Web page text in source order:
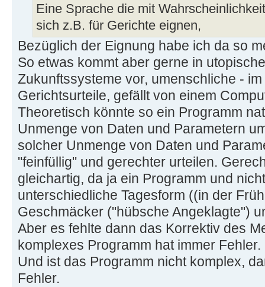
Eine Sprache die mit
sich z.B. für Gerichte eignen,
Bezüglich der Eignung habe ich da so
So etwas kommt aber gerne in
Zukunftssysteme vor, umenschliche -
Gerichtsurteile, gefällt von einem
Theoretisch könnte so ein Programm
Unmenge von Daten und Parametern
solcher Unmenge von Daten und
"feinfüllig" und gerechter urteilen.
gleichartig, da ja ein Programm und
unterschiedliche Tagesform ((in der
Geschmäcker ("hübsche Angeklagte")
Aber es fehlte dann das Korrektiv des
komplexes Programm hat immer Fehler.
Und ist das Programm nicht komplex,
Fehler.